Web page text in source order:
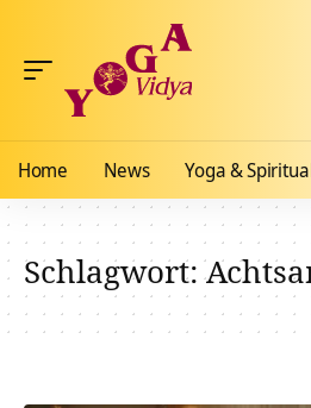
Home News Yoga &
Schlagwort: